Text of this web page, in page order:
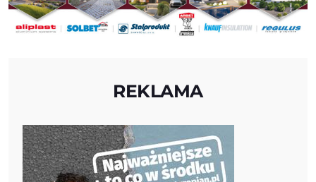
REKLAMA